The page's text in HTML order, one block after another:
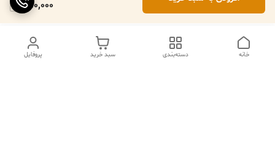
450,000
پروفایل سبد خرید دسته‌بندی خانه